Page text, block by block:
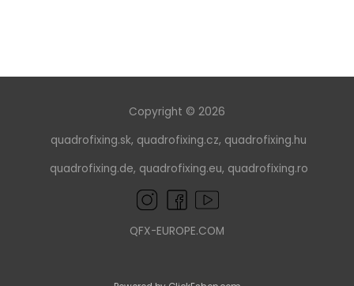
Copyright © 2026
quadrofixing.sk, quadrofixing.cz, quadrofixing.hu
quadrofixing.de, quadrofixing.eu, quadrofixing.ro
QFX-EUROPE.COM